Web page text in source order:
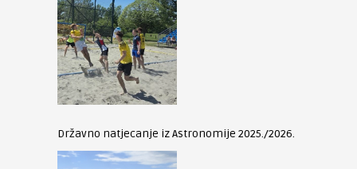
Državno natjecanje iz Astronomije 2025./2026.